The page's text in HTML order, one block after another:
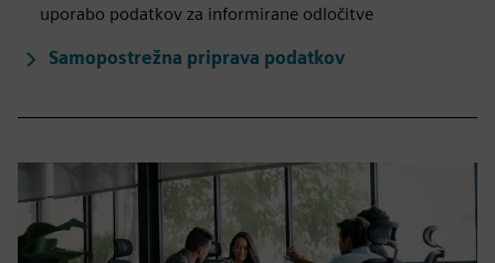
uporabo podatkov za informirane odločitve
Samopostrežna priprava podatkov